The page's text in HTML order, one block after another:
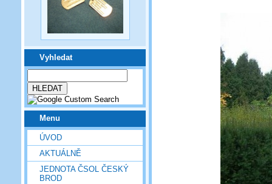
Vyhledat
Menu
ÚVOD
AKTUÁLNĚ
JEDNOTA ČSOL ČESKÝ
BROD